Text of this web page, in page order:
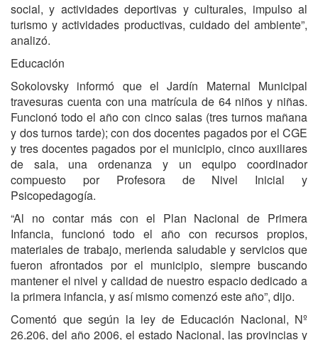
social, y actividades deportivas y culturales, impulso al
turismo y actividades productivas, cuidado del ambiente”,
analizó.
Educación
Sokolovsky informó que el Jardín Maternal Municipal
travesuras cuenta con una matrícula de 64 niños y niñas.
Funcionó todo el año con cinco salas (tres turnos mañana
y dos turnos tarde); con dos docentes pagados por el CGE
y tres docentes pagados por el municipio, cinco auxiliares
de sala, una ordenanza y un equipo coordinador
compuesto por Profesora de Nivel Inicial y
Psicopedagogía.
“Al no contar más con el Plan Nacional de Primera
Infancia, funcionó todo el año con recursos propios,
materiales de trabajo, merienda saludable y servicios que
fueron afrontados por el municipio, siempre buscando
mantener el nivel y calidad de nuestro espacio dedicado a
la primera infancia, y así mismo comenzó este año”, dijo.
Comentó que según la ley de Educación Nacional, Nº
26.206, del año 2006, el estado Nacional, las provincias y